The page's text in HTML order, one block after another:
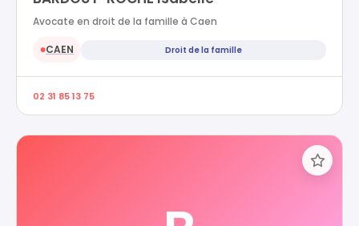
Avocate en droit de la famille à Caen
●CAEN Droit de la famille
02 31 85 13 75